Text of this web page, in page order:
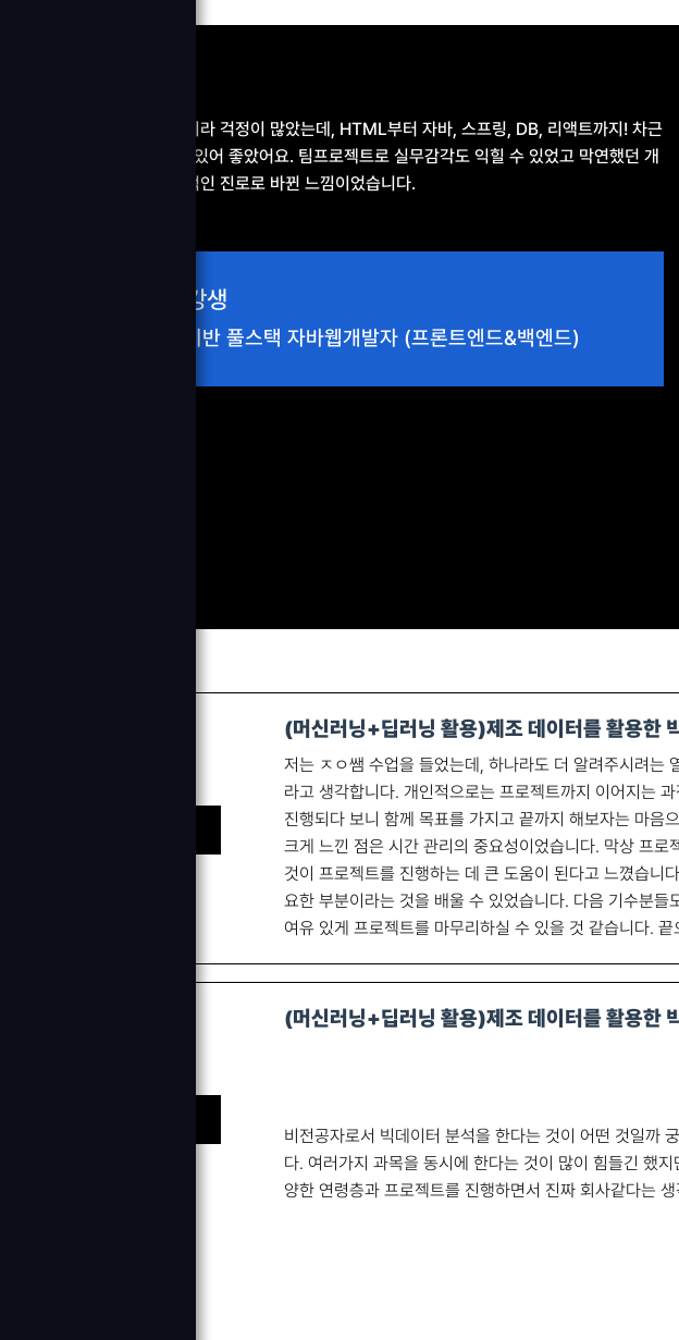
코딩이 처음이라 걱정이 많았는데, HTML부터 자바, 스프링, DB, 리액트까지! 차근
차근 배울 수 있어 좋았어요. 팀프로젝트로 실무감각도 익힐 수 있었고 막연했던 개
발자가 주체적인 진로로 바뀐 느낌이었습니다.
김OO 수강생
프로젝트 기반 풀스택 자바웹개발자 (프론트엔드&백엔드)
(머신러닝+딥러닝 활용)제조 데이터를 활용한
저는 ㅈㅇ쌤 수업을 들었는데, 하나라도 더 알려주시려는
라고 생각합니다. 개인적으로는 프로젝트까지 이어지는
진행되다 보니 함께 목표를 가지고 끝까지 해보자는 마음
크게 느낀 점은 시간 관리의 중요성이었습니다. 막상 프
것이 프로젝트를 진행하는 데 큰 도움이 된다고 느꼈습니
요한 부분이라는 것을 배울 수 있었습니다. 다음 기수분
여유 있게 프로젝트를 마무리하실 수 있을 것 같습니다.
(머신러닝+딥러닝 활용)제조 데이터를 활용한
비전공자로서 빅데이터 분석을 한다는 것이 어떤 것일까
다. 여러가지 과목을 동시에 한다는 것이 많이 힘들긴 했
양한 연령층과 프로젝트를 진행하면서 진짜 회사같다는